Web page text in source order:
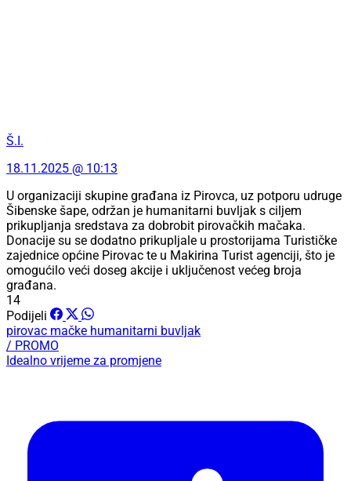
Š.I.
18.11.2025 @ 10:13
U organizaciji skupine građana iz Pirovca, uz potporu udruge
Šibenske šape, održan je humanitarni buvljak s ciljem
prikupljanja sredstava za dobrobit pirovačkih mačaka.
Donacije su se dodatno prikupljale u prostorijama Turističke
zajednice općine Pirovac te u Makirina Turist agenciji, što je
omogućilo veći doseg akcije i uključenost većeg broja
građana.
14
Podijeli
pirovac mačke humanitarni buvljak
/ PROMO
Idealno vrijeme za promjene